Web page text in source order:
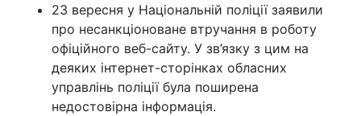
23 вересня у Національній поліції заявили
про несанкціоноване втручання в роботу
офіційного веб-сайту. У зв’язку з цим на
деяких інтернет-сторінках обласних
управлінь поліції була поширена
недостовірна інформація.